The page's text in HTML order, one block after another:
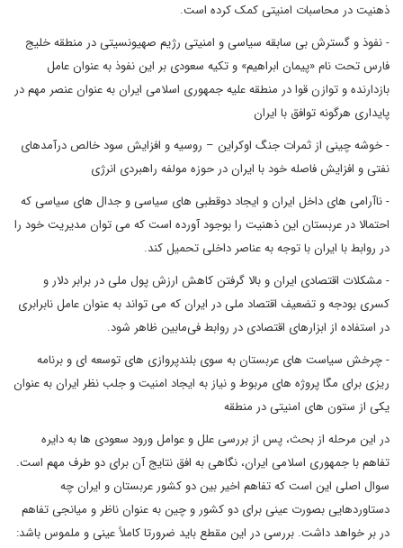
ذهنیت در محاسبات امنیتی کمک کرده است.
- نفوذ و گسترش بی سابقه سیاسی و امنیتی رژیم صهیونسیتی در منطقه خلیج
فارس تحت نام «پیمان ابراهیم» و تکیه سعودی بر این نفوذ به عنوان عامل
بازدارنده و توازن قوا در منطقه علیه جمهوری اسلامی ایران به عنوان عنصر مهم در
پایداری هرگونه توافق با ایران
- خوشه چینی از ثمرات جنگ اوکراین – روسیه و افزایش سود خالص درآمدهای
نفتی و افزایش فاصله خود با ایران در حوزه مولفه راهبردی انرژی
- ناآرامی های داخل ایران و ایجاد دوقطبی های سیاسی و جدال های سیاسی که
احتمالا در عربستان این ذهنیت را بوجود آورده است که می توان مدیریت خود را
در روابط با ایران با توجه به عناصر داخلی تحمیل کند.
- مشکلات اقتصادی ایران و بالا گرفتن کاهش ارزش پول ملی در برابر دلار و
کسری بودجه و تضعیف اقتصاد ملی در ایران که می تواند به عنوان عامل نابرابری
در استفاده از ابزارهای اقتصادی در روابط فی‌مابین ظاهر شود.
- چرخش سیاست های عربستان به سوی بلندپروازی های توسعه ای و برنامه
ریزی برای مگا پروژه های مربوط و نیاز به ایجاد امنیت و جلب نظر ایران به عنوان
یکی از ستون های امنیتی در منطقه
در این مرحله از بحث، پس از بررسی علل و عوامل ورود سعودی ها به دایره
تفاهم با جمهوری اسلامی ایران، نگاهی به افق نتایج آن برای دو طرف مهم است.
سوال اصلی این است که تفاهم اخیر بین دو کشور عربستان و ایران چه
دستاوردهایی بصورت عینی برای دو کشور و چین به عنوان ناظر و میانجی تفاهم
در بر خواهد داشت. بررسی در این مقطع باید ضرورتا کاملاً عینی و ملموس باشد: